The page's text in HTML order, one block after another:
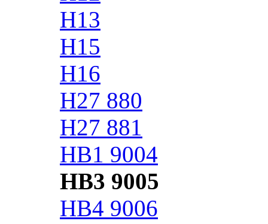
H13
H15
H16
H27 880
H27 881
HB1 9004
HB3 9005
HB4 9006